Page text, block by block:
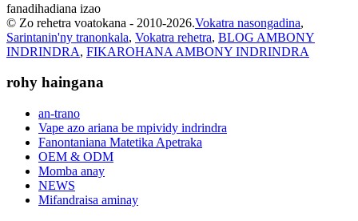
fanadihadiana izao
© Zo rehetra voatokana - 2010-2026.Vokatra nasongadina,
Sarintanin'ny tranonkala, Vokatra rehetra, BLOG AMBONY
INDRINDRA, FIKAROHANA AMBONY INDRINDRA
rohy haingana
an-trano
Vape azo ariana be mpividy indrindra
Fanontaniana Matetika Apetraka
OEM & ODM
Momba anay
NEWS
Mifandraisa aminay